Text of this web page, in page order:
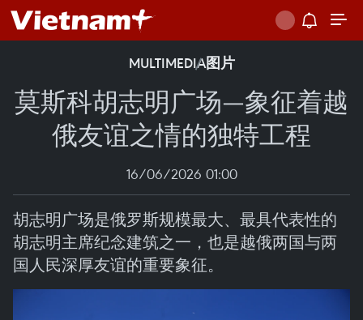
MULTIMEDIA图片
莫斯科胡志明广场—象征着越
俄友谊之情的独特工程
16/06/2026 01:00
胡志明广场是俄罗斯规模最大、最具代表性的
胡志明主席纪念建筑之一，也是越俄两国与两
国人民深厚友谊的重要象征。